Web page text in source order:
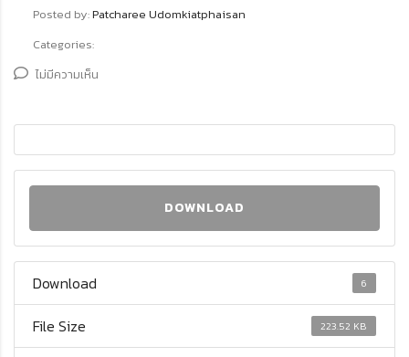
Posted by:Patcharee Udomkiatphaisan
Categories:
ไม่มีความเห็น
DOWNLOAD
Download 6
File Size 223.52 KB